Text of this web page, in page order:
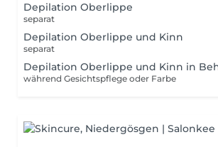
Depilation Oberlippe
separat
Depilation Oberlippe und Kinn
separat
Depilation Oberlippe und Kinn in
während Gesichtspflege oder Farbe